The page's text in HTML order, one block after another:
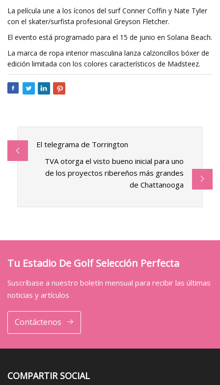
La película une a los íconos del surf Conner Coffin y Nate Tyler
con el skater/surfista profesional Greyson Fletcher.
El evento está programado para el 15 de junio en Solana Beach.
La marca de ropa interior masculina lanza calzoncillos bóxer de
edición limitada con los colores característicos de Madsteez.
El telegrama de Torrington
TVA otorga el visto bueno inicial para uno
de los proyectos ribereños más grandes
de Chattanooga
Tu Estadio De Golf Selección Perfecta
Suscríbase a nuestro boletín mensual para recibir las últimas
noticias y artículos
Contáctenos
COMPARTIR SOCIAL